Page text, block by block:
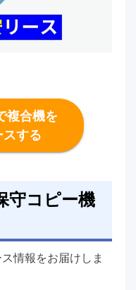
複合機を
スする
守コピー機
情報をお届けしま